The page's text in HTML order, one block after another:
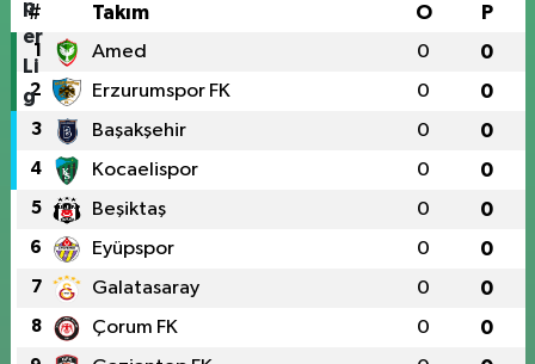
# Takım O P
1 Amed 0 0
2 Erzurumspor FK 0 0
3 Başakşehir 0 0
4 Kocaelispor 0 0
5 Beşiktaş 0 0
6 Eyüpspor 0 0
7 Galatasaray 0 0
8 Çorum FK 0 0